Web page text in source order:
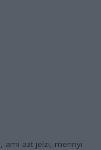
ami azt jelzi, mennyi